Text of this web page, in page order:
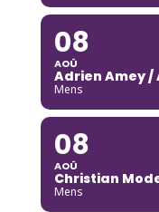
08
AOÛ
Adrien Amey
Mens
08
AOÛ
Christian
Mens